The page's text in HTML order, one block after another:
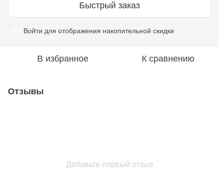
Быстрый заказ
Войти для отображения накопительной скидки
В избранное К сравнению
Отзывы
Добавьте первый отзыв